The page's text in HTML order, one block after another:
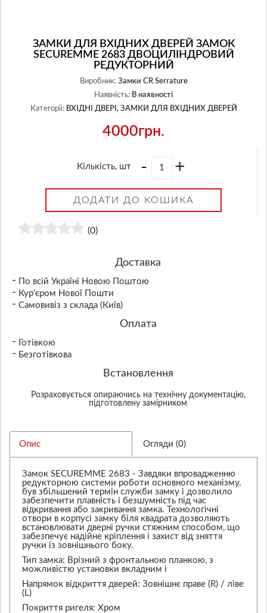
ЗАМКИ ДЛЯ ВХІДНИХ ДВЕРЕЙ ЗАМОК
SECUREMME 2683 ДВОЦИЛІНДРОВИЙ
РЕДУКТОРНИЙ
Виробник: Замки CR Serrature
Наявність: В наявності
Категорії: ВХІДНІ ДВЕРІ, ЗАМКИ ДЛЯ ВХІДНИХ ДВЕРЕЙ
4000грн.
Кількість, шт - +
ДОДАТИ ДО КОШИКА
(0)
Доставка
По всій Україні Новою Поштою
Кур'єром Нової Пошти
Самовивіз з склада (Київ)
Оплата
Готівкою
Безготівкова
Встановлення
Розраховується опираючись на технічну документацію,
підготовлену замірником
Опис Огляди (0)
Замок SECUREMME 2683 - Завдяки впровадженню
редукторною системи роботи основного механізму,
був збільшений термін служби замку і дозволило
забезпечити плавність і безшумність під час
відкривання або закривання замка. Технологічні
отвори в корпусі замку біля квадрата дозволяють
встановлювати дверні ручки стяжним способом, що
забезпечує надійне кріплення і захист від зняття
ручки із зовнішнього боку.
Тип замка: Врізний з фронтальною планкою, з
можливістю установки вкладним і
Напрямок відкриття дверей: Зовнішнє праве (R) / ліве
(L)
Покриття ригеля: Хром